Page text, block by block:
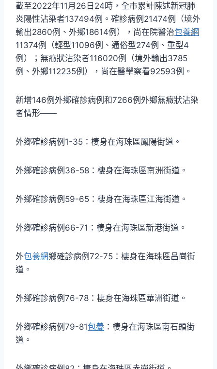
截至2022年11月26日24時，全市累計陳述新冠肺
炎陽性沾染者137494例。確診病例21474例（境外
輸出2860例、外鄉18614例），尚在院醫治包養網
11374例（輕型11096例、通俗型274例、重型4
例）；無癥狀沾染者116020例（境外輸出3785
例、外鄉112235例），尚在醫學察看92593例。
新增146例外鄉確診病例和7266例外鄉無癥狀沾染
者情形——
外鄉確診病例1-35：棲身在海珠區鳳陽街道。
外鄉確診病例36-58：棲身在海珠區南洲街道。
外鄉確診病例59-65：棲身在海珠區江海街道。
外鄉確診病例66-71：棲身在海珠區新港街道。
外包養網鄉確診病例72-75：棲身在海珠區昌崗街
道。
外鄉確診病例76-78：棲身在海珠區華洲街道。
外鄉確診病例79-81包養 ：棲身在海珠區南石頭街
道。